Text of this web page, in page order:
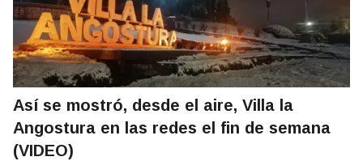
Así se mostró, desde el aire, Villa la
Angostura en las redes el fin de semana
(VIDEO)